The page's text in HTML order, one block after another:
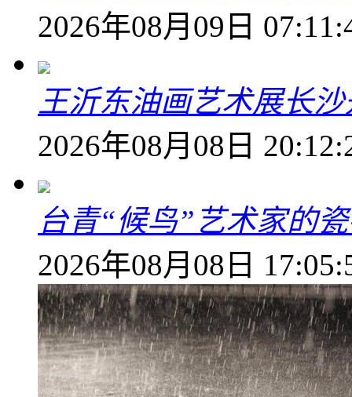
2026年08月09日
王沂东油画艺术展长
2026年08月08日
台青“候鸟”艺术家的
2026年08月08日